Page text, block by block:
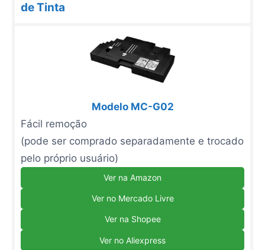
de Tinta
Modelo MC-G02
Fácil remoção
(pode ser comprado separadamente e trocado
pelo próprio usuário)
Ver na Amazon
Ver no Mercado Livre
Ver na Shopee
Ver no Aliexpress